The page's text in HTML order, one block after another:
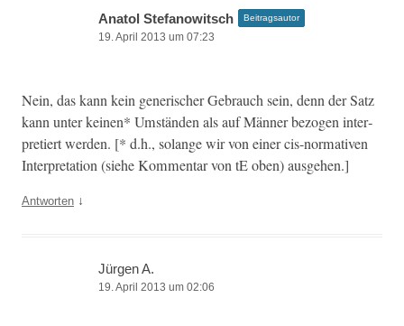
Anatol Stefanowitsch Beitragsautor
19. April 2013 um 07:23
Nein, das kann kein gener­isch­er Gebrauch sein, denn der Satz
kann unter keinen* Umstän­den als auf Män­ner bezo­gen inter­
pretiert wer­den. [* d.h., solange wir von ein­er cis-nor­ma­tiv­en
Inter­pre­ta­tion (siehe Kom­men­tar von tE oben) ausgehen.]
Antworten ↓
Jürgen A.
19. April 2013 um 02:06